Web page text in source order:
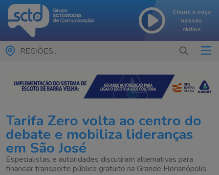
Clique e ouça
nossas
rádios
REGIÕES...
Tarifa Zero volta ao centro do
debate e mobiliza lideranças
em São José
Especialistas e autoridades discutiram alternativas para
financiar transporte público gratuito na Grande Florianópolis